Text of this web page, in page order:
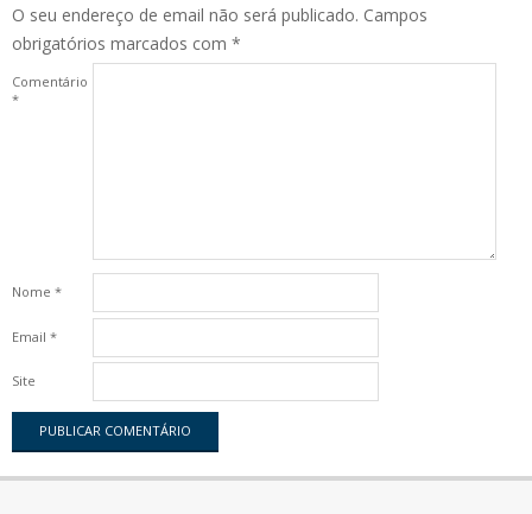
O seu endereço de email não será publicado. Campos
obrigatórios marcados com *
Comentário
*
Nome *
Email *
Site